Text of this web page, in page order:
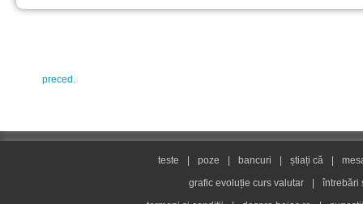
preced.
teste poze bancuri știați că
grafic evoluție curs valutar
întrebări